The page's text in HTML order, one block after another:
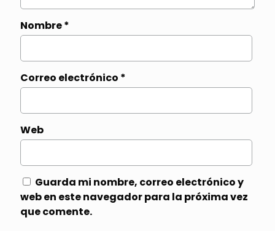
Nombre*
Correo electrónico *
Web
Guarda mi nombre, correo electrónico y
web en este navegador para la próxima vez
que comente.